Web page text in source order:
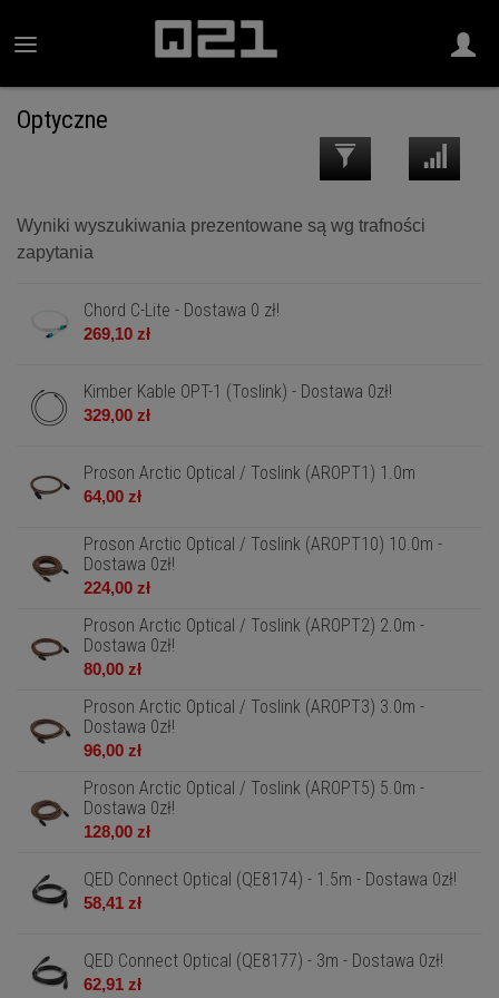
Optyczne
Wyniki wyszukiwania prezentowane są wg trafności
zapytania
Chord C-Lite - Dostawa 0 zł!
269,10 zł
Kimber Kable OPT-1 (Toslink) - Dostawa 0zł!
329,00 zł
Proson Arctic Optical / Toslink (AROPT1) 1.0m
64,00 zł
Proson Arctic Optical / Toslink (AROPT10) 10.0m -
Dostawa 0zł!
224,00 zł
Proson Arctic Optical / Toslink (AROPT2) 2.0m -
Dostawa 0zł!
80,00 zł
Proson Arctic Optical / Toslink (AROPT3) 3.0m -
Dostawa 0zł!
96,00 zł
Proson Arctic Optical / Toslink (AROPT5) 5.0m -
Dostawa 0zł!
128,00 zł
QED Connect Optical (QE8174) - 1.5m - Dostawa 0zł!
58,41 zł
QED Connect Optical (QE8177) - 3m - Dostawa 0zł!
62,91 zł